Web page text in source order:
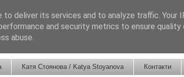
Катя Стоянова / Katya Stoyanova Контакти
deliver its services and to analyze traffic. Your
and security metrics to ensure
abuse.